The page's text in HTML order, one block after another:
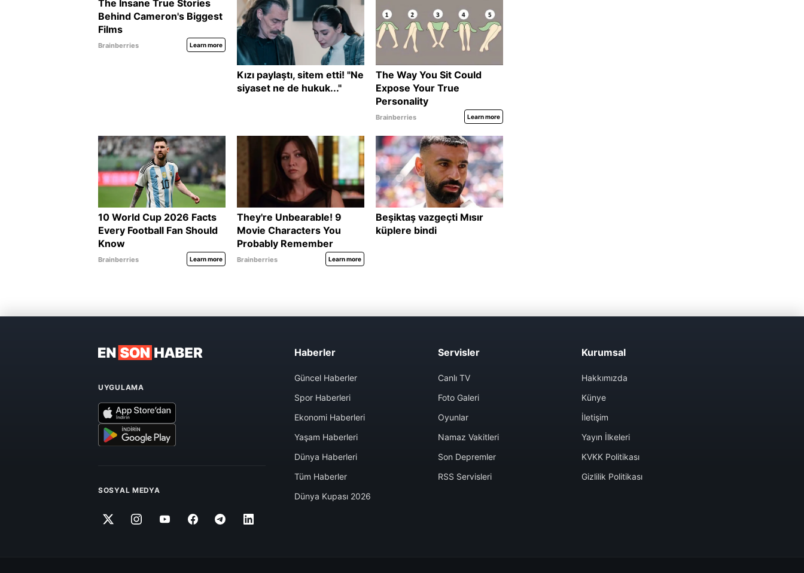
UYGULAMA
SOSYAL MEDYA
Haberler
Güncel Haberler
Spor Haberleri
Ekonomi Haberleri
Yaşam Haberleri
Dünya Haberleri
Tüm Haberler
Dünya Kupası 2026
Servisler
Canlı TV
Foto Galeri
Oyunlar
Namaz Vakitleri
Son Depremler
RSS Servisleri
Kurumsal
Hakkımızda
Künye
İletişim
Yayın İlkeleri
KVKK Politikası
Gizlilik Politikası